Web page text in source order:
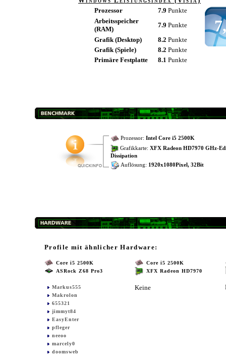
Prozessor
7.9 Punkte
Arbeitsspeicher
(RAM)
7.9 Punkte
Grafik (Desktop)
8.2 Punkte
Grafik (Spiele)
8.2 Punkte
Primäre Festplatte
8.1 Punkte
Prozessor: Intel Core i5 2500K
Grafikkarte: XFX Radeon HD7970 GHz-
Dissipation
Auflösung: 1920x1080Pixel, 32Bit
Profile mit ähnlicher Hardware:
Core i5 2500K
ASRock Z68 Pro3
Markus555
Makrolon
655321
jimmyt84
EasyEnter
pfleger
neeoo
marcely0
doomsweb
Core i5 2500K
XFX Radeon HD7970
Keine